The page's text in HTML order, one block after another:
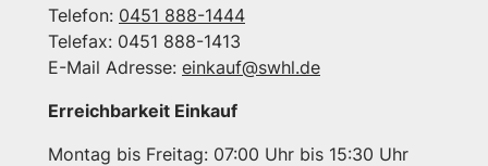
Telefon: 0451 888-1444
Telefax: 0451 888-1413
E-Mail Adresse: einkauf@swhl.de
Erreichbarkeit Einkauf
Montag bis Freitag: 07:00 Uhr bis 15:30 Uhr